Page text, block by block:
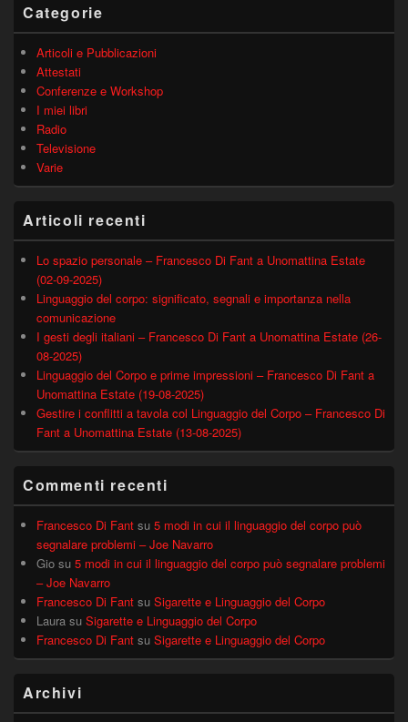
Categorie
Articoli e Pubblicazioni
Attestati
Conferenze e Workshop
I miei libri
Radio
Televisione
Varie
Articoli recenti
Lo spazio personale – Francesco Di Fant a Unomattina Estate
(02-09-2025)
Linguaggio del corpo: significato, segnali e importanza nella
comunicazione
I gesti degli italiani – Francesco Di Fant a Unomattina Estate (26-
08-2025)
Linguaggio del Corpo e prime impressioni – Francesco Di Fant a
Unomattina Estate (19-08-2025)
Gestire i conflitti a tavola col Linguaggio del Corpo – Francesco Di
Fant a Unomattina Estate (13-08-2025)
Commenti recenti
Francesco Di Fant su 5 modi in cui il linguaggio del corpo può
segnalare problemi – Joe Navarro
Gio su 5 modi in cui il linguaggio del corpo può segnalare problemi
– Joe Navarro
Francesco Di Fant su Sigarette e Linguaggio del Corpo
Laura su Sigarette e Linguaggio del Corpo
Francesco Di Fant su Sigarette e Linguaggio del Corpo
Archivi